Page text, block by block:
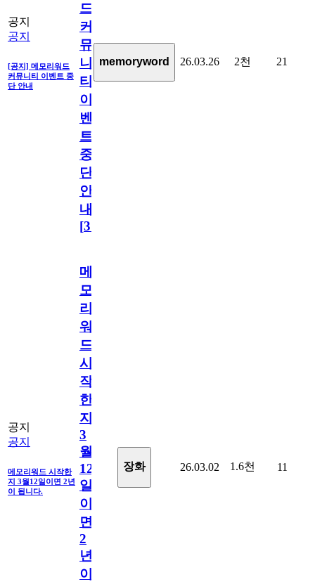
공지
공지
[공지] 메모리워드
커뮤니티 이벤트 중
단 안내
드
커
뮤
니
티
이
벤
트
중
단
안
내
[31
memoryword 26.03.26 2천 21
공지
공지
메모리워드 시작한
지 3월12일이면 2년
이 됩니다.
메
모
리
워
드
시
작
한
지
3
월
12
일
이
면
2
년
이
장화 26.03.02 1.6천 11